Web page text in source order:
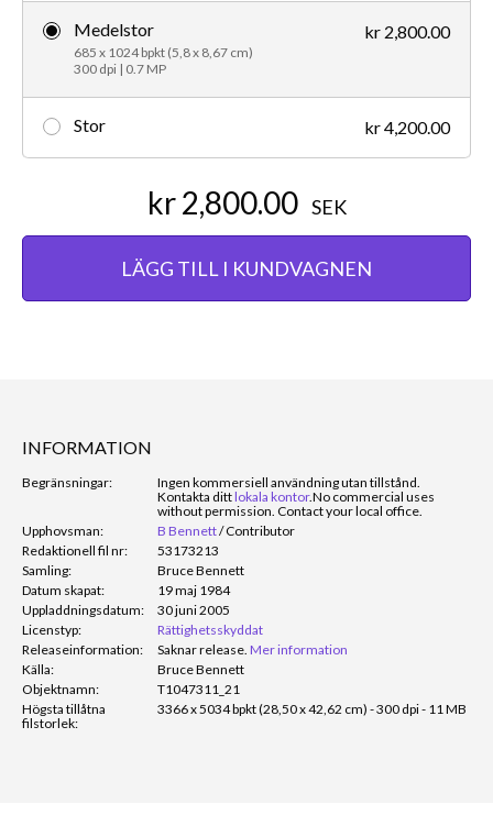
Medelstor
685 x 1024 bpkt (5,8 x 8,67 cm)
300 dpi | 0.7 MP
kr 2,800.00
Stor kr 4,200.00
kr 2,800.00 SEK
LÄGG TILL I KUNDVAGNEN
INFORMATION
Begränsningar:
Ingen kommersiell användning utan tillstånd.
Kontakta dittlokala kontor.No commercial uses
without permission. Contact your local office.
Upphovsman:
B Bennett/Contributor
Redaktionell fil nr:
53173213
Samling:
Bruce Bennett
Datum skapat:
19 maj 1984
Uppladdningsdatum:
30 juni 2005
Licenstyp:
Rättighetsskyddat
Releaseinformation:
Saknar release. Mer information
Källa:
Bruce Bennett
Objektnamn:
T1047311_21
Högsta tillåtna
filstorlek:
3366 x 5034 bpkt (28,50 x 42,62 cm) - 300 dpi - 11 MB